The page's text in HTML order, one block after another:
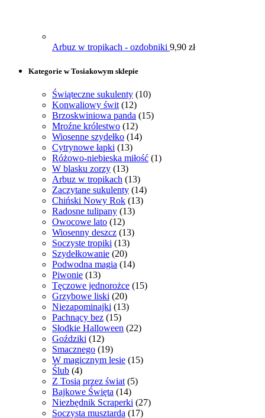
Arbuz w tropikach - ozdobniki 9,90 zł
Kategorie w Tosiakowym sklepie
Świąteczne sukulenty (10)
Konwaliowy świt (12)
Brzoskwiniowa panda (15)
Mroźne królestwo (12)
Wiosenne szydełko (14)
Cytrynowe łapki (13)
Różowo-niebieska miłość (1)
W blasku zorzy (13)
Arbuz w tropikach (13)
Zaczytane sukulenty (14)
Chiński Nowy Rok (13)
Radosne tulipany (13)
Owocowe lato (12)
Wiosenny deszcz (13)
Soczyste tropiki (13)
Szydełkowanie (20)
Podwodna magia (14)
Piwonie (13)
Tęczowe jednorożce (15)
Grzybowe liski (20)
Niezapominajki (13)
Pachnący bez (15)
Słodkie Halloween (22)
Goździki (12)
Smacznego (19)
W magicznym lesie (15)
Ślub (4)
Z Tosią przez świat (5)
Bajkowe Święta (14)
Niezbędnik Scraperki (27)
Soczysta musztarda (17)